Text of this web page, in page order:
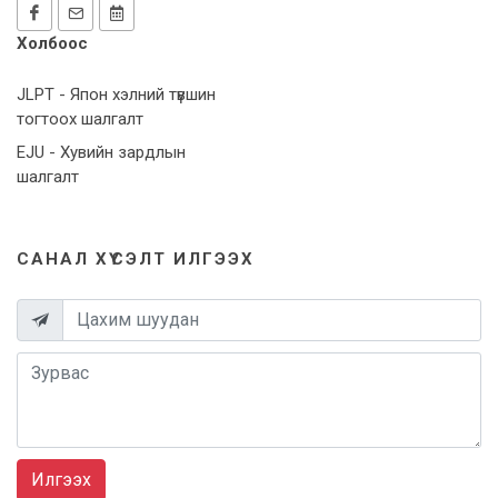
Холбоос
JLPT - Япон хэлний түвшин
тогтоох шалгалт
EJU - Хувийн зардлын
шалгалт
САНАЛ ХҮСЭЛТ ИЛГЭЭХ
Илгээх